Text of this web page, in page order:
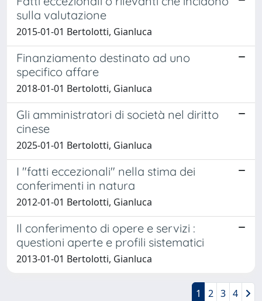
sulla valutazione
2015-01-01 Bertolotti, Gianluca
Finanziamento destinato ad uno
specifico affare
2018-01-01 Bertolotti, Gianluca
Gli amministratori di società nel diritto
cinese
2025-01-01 Bertolotti, Gianluca
I "fatti eccezionali" nella stima dei
conferimenti in natura
2012-01-01 Bertolotti, Gianluca
Il conferimento di opere e servizi :
questioni aperte e profili sistematici
2013-01-01 Bertolotti, Gianluca
1 2 3 4